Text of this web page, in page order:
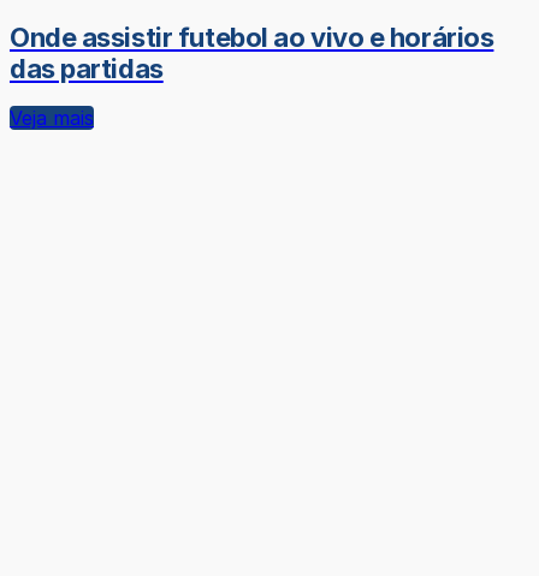
Onde assistir futebol ao vivo e horários
das partidas
Veja mais